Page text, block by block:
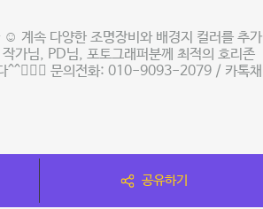
계속 다양한 조명장비와 배경지 컬러를 추가
가님, PD님, 포토그래퍼분께 최적의 호리존
^^🙇🏻‍♂️ 문의전화: 010-9093-2079 / 카톡채
공유하기